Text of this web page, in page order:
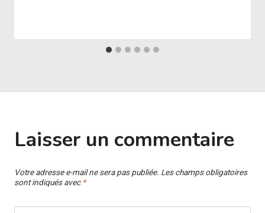
Laisser un commentaire
Votre adresse e-mail ne sera pas publiée. Les champs obligatoires
sont indiqués avec *